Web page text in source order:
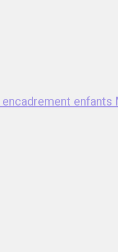
enfants